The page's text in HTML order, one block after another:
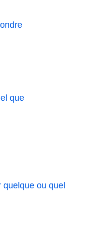
que
ou quel